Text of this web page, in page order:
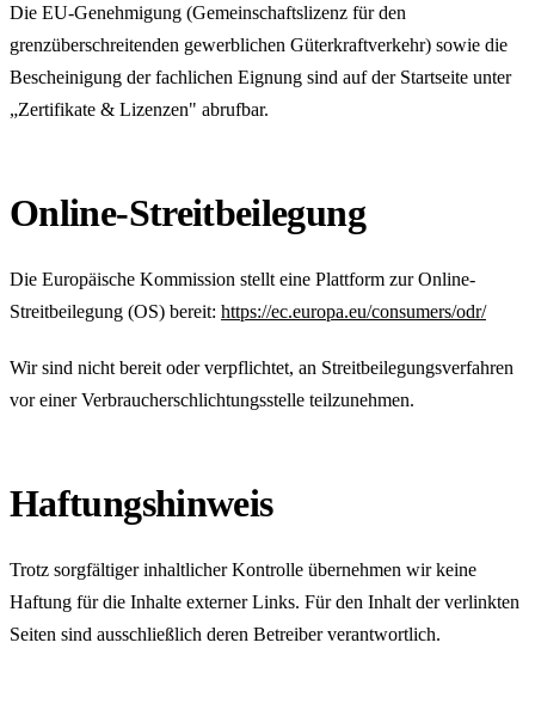
Die EU-Genehmigung (Gemeinschaftslizenz für den
grenzüberschreitenden gewerblichen Güterkraftverkehr) sowie die
Bescheinigung der fachlichen Eignung sind auf der Startseite unter
„Zertifikate & Lizenzen" abrufbar.
Online-Streitbeilegung
Die Europäische Kommission stellt eine Plattform zur Online-
Streitbeilegung (OS) bereit: https://ec.europa.eu/consumers/odr/
Wir sind nicht bereit oder verpflichtet, an Streitbeilegungsverfahren
vor einer Verbraucherschlichtungsstelle teilzunehmen.
Haftungshinweis
Trotz sorgfältiger inhaltlicher Kontrolle übernehmen wir keine
Haftung für die Inhalte externer Links. Für den Inhalt der verlinkten
Seiten sind ausschließlich deren Betreiber verantwortlich.